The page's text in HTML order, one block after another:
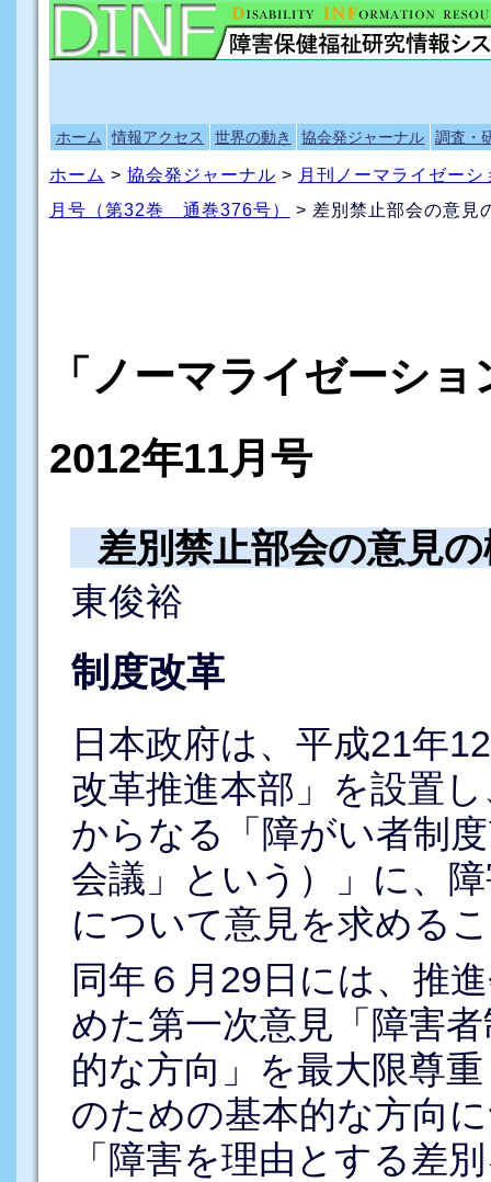
ホーム 情報アクセス 世界の動き 協会発ジャーナル 調査・
ホーム > 協会発ジャーナル > 月刊ノーマライゼーシ
月号（第32巻 通巻376号）
> 差別禁止部会の意見
「ノーマライゼー
2012年11月号
差別禁止部会の意見
東俊裕
制度改革
日本政府は、平成21年
改革推進本部」を設置
からなる「障がい者制
会議」という）」に、
について意見を求める
同年６月29日には、推
めた第一次意見「障害
的な方向」を最大限尊
のための基本的な方向
「障害を理由とする差